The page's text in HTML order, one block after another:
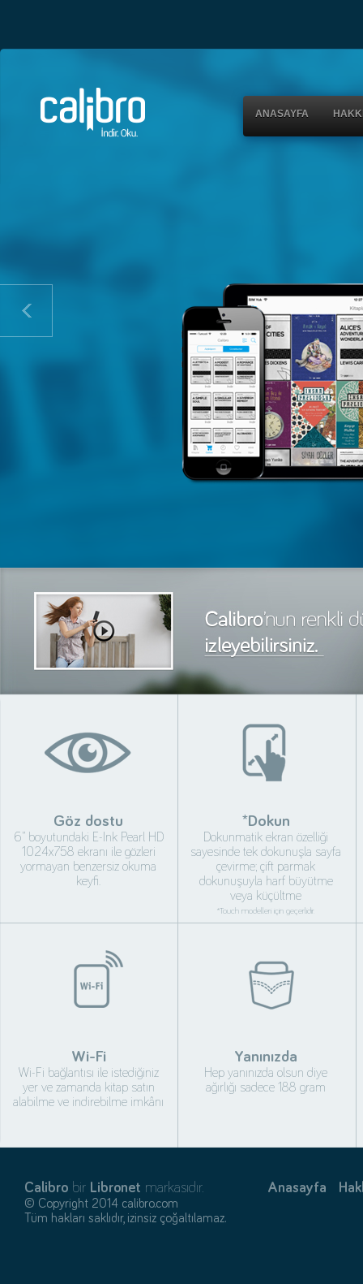
ANASAYFA
Göz dostu
6” boyutundaki E-Ink Pearl HD
1024x758 ekranı ile gözleri
yormayan benzersiz okuma
keyfi.
*Dokun
Dokunmatik ekran özelliği
sayesinde tek dokunuşla sayfa
çevirme; çift parmak
dokunuşuyla harf büyütme
veya küçültme
*Touch modelleri için geçerlidir.
Wi-Fi
Wi-Fi bağlantısı ile istediğiniz
yer ve zamanda kitap satın
alabilme ve indirebilme imkânı
Yanınızda
Hep yanınızda olsun diye
ağırlığı sadece 188 gram
Calibro bir Libronet markasıdır.
© Copyright 2014 calibro.com
Tüm hakları saklıdır, izinsiz çoğaltılamaz.
Anasayfa